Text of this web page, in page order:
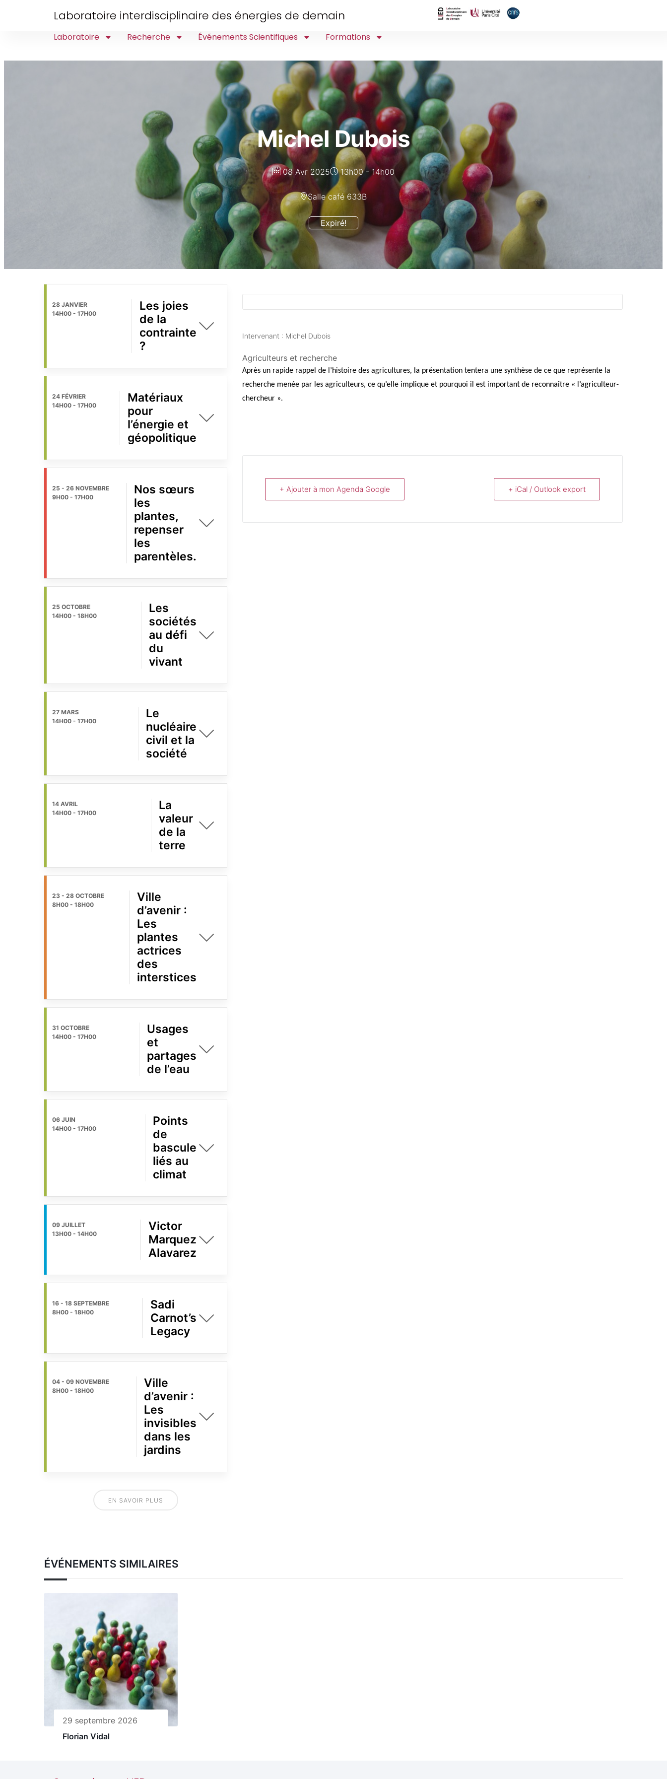
Laboratoire interdisciplinaire des énergies de demain
Laboratoire Recherche Événements Scientifiques Formations
Michel Dubois
08 Avr 2025
Expiré!
13h00 - 14h00
Salle café 633B
28 JANVIER
14H00 - 17H00
Les joies
de la
contrainte
?
24 FÉVRIER
14H00 - 17H00
Matériaux
pour
l’énergie et
géopolitique
25 - 26 NOVEMBRE
9H00 - 17H00
Nos sœurs
les
plantes,
repenser
les
parentèles.
25 OCTOBRE
14H00 - 18H00
Les
sociétés
au défi
du
vivant
27 MARS
14H00 - 17H00
Le
nucléaire
civil et la
société
14 AVRIL
14H00 - 17H00
La
valeur
de la
terre
23 - 28 OCTOBRE
8H00 - 18H00
Ville
d’avenir :
Les
plantes
actrices
des
interstices
31 OCTOBRE
14H00 - 17H00
Usages
et
partages
de l’eau
06 JUIN
14H00 - 17H00
Points
de
bascule
liés au
climat
09 JUILLET
13H00 - 14H00
Victor
Marquez
Alavarez
16 - 18 SEPTEMBRE
8H00 - 18H00
Sadi
Carnot’s
Legacy
04 - 09 NOVEMBRE
8H00 - 18H00
Ville
d’avenir :
Les
invisibles
dans les
jardins
EN SAVOIR PLUS
Intervenant : Michel Dubois
Agriculteurs et recherche
Après un rapide rappel de l’histoire des agricultures, la présentation tentera une synthèse de ce que représente la
recherche menée par les agriculteurs, ce qu’elle implique et pourquoi il est important de reconnaître « l’agriculteur-
chercheur ».
+ Ajouter à mon Agenda Google + iCal / Outlook export
ÉVÉNEMENTS SIMILAIRES
29 septembre 2026
Florian Vidal